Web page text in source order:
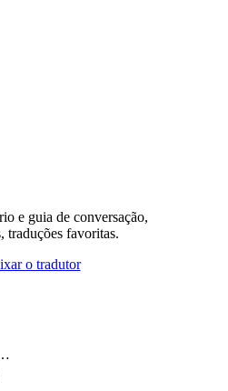
e guia de conversação,
traduções favoritas.